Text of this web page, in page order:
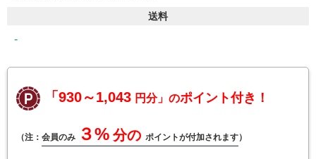
送料
-
「930～1,043 円分」のポイント付き！
（注： 会員のみ ３% 分の ポイントが付加されます）